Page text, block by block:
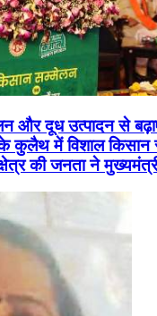
और दूध उत्पादन से
कुलैथ में विशाल किसान
की जनता ने